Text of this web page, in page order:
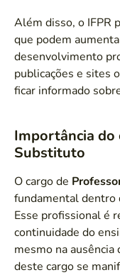
Além disso, o IFPR
que podem
desenvolvimento
publicações e sites
ficar informado
Importância do
Substituto
O cargo de
fundamental dentro
Esse profissional é
continuidade do
mesmo na
deste cargo se